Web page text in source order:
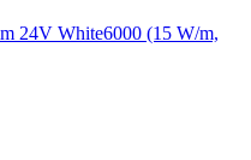
24V White6000 (15 W/m,